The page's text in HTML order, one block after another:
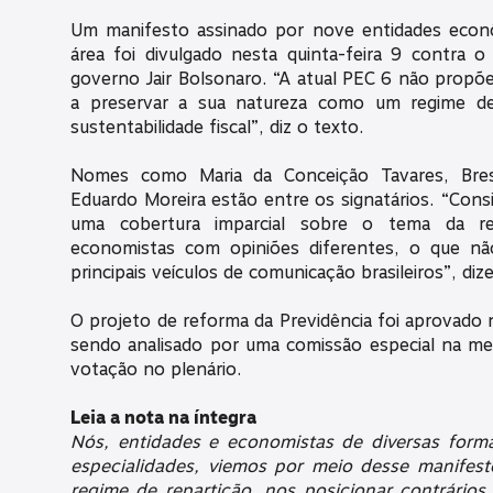
Um manifesto assinado por nove entidades
área foi divulgado nesta quinta-feira 9 contra
governo Jair Bolsonaro. “A atual PEC 6 não
a preservar a sua natureza como um regime
sustentabilidade fiscal”, diz o texto.
Nomes como Maria da Conceição Tavares,
Eduardo Moreira estão entre os signatários.
uma cobertura imparcial sobre o tema da
economistas com opiniões diferentes, o que
principais veículos de comunicação brasileiros”,
O projeto de reforma da Previdência foi aprovado
sendo analisado por uma comissão especial na
votação no plenário.
Leia a nota na íntegra
Nós, entidades e economistas de diversas
especialidades, viemos por meio desse